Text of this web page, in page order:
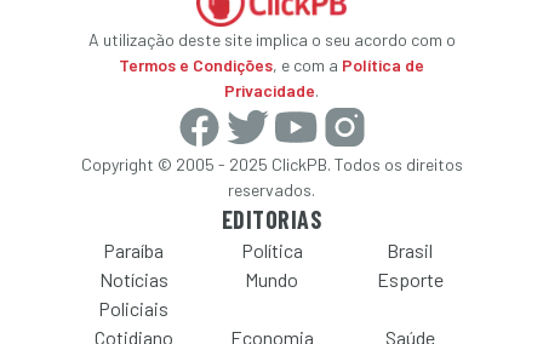
A utilização deste site implica o seu acordo com o
Termos e Condições, e com a Política de
Privacidade.
Copyright © 2005 - 2025 ClickPB. Todos os direitos
reservados.
EDITORIAS
Paraíba Política
Brasil
Notícias
Policiais
Mundo Esporte
Cotidiano Economia Saúde